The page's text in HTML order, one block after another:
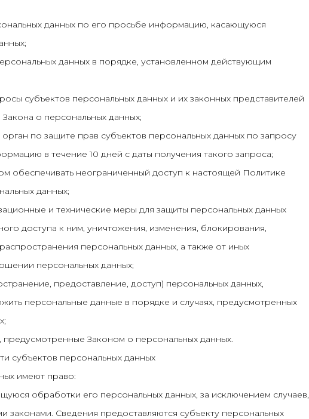
данных по его просьбе информацию, касающуюся
данных в порядке, установленном действующим
субъектов персональных данных и их законных представителей
о персональных данных;
по защите прав субъектов персональных данных по запросу
в течение 10 дней с даты получения такого запроса;
обеспечивать неограниченный доступ к настоящей Политике
данных;
и технические меры для защиты персональных данных
доступа к ним, уничтожения, изменения, блокирования,
персональных данных, а также от иных
персональных данных;
предоставление, доступ) персональных данных,
персональные данные в порядке и случаях, предусмотренных
Законом о персональных данных.
субъектов персональных данных
имеют право:
обработки его персональных данных, за исключением случаев,
законами. Сведения предоставляются субъекту персональных